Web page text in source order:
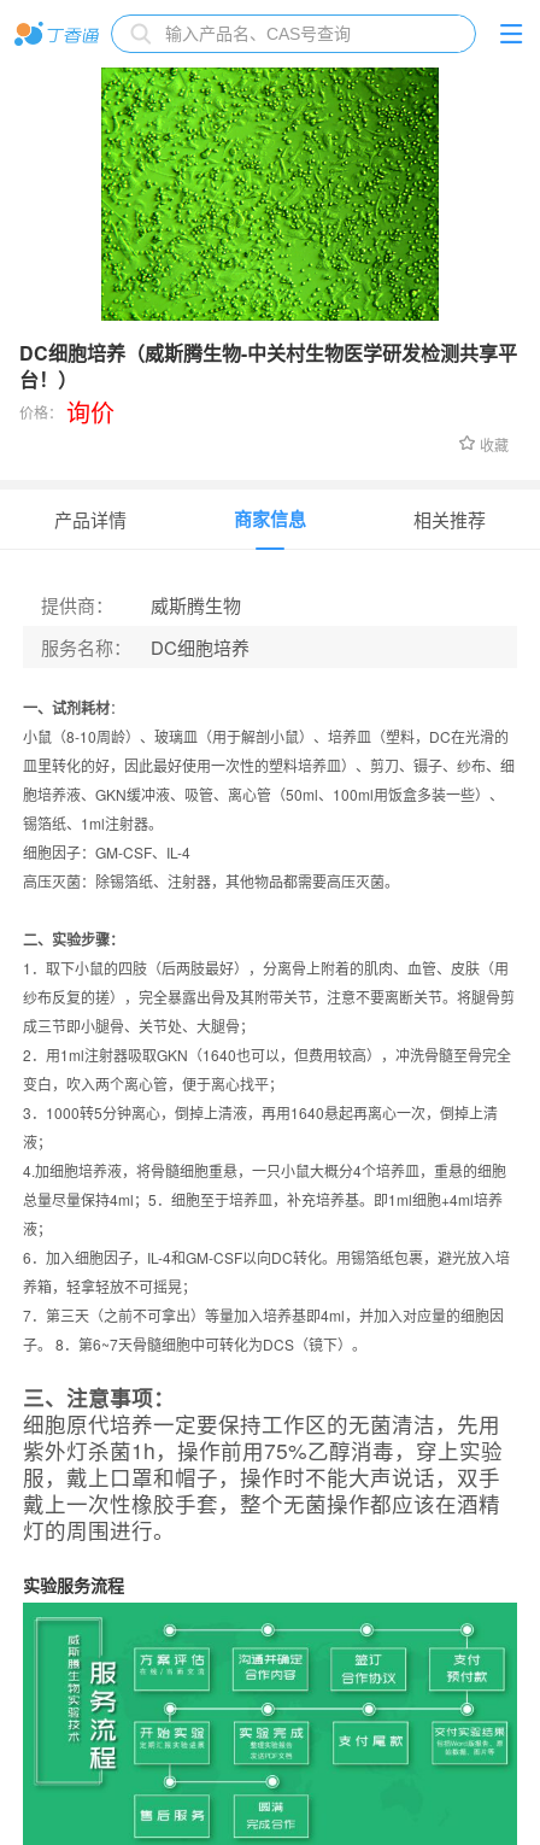
DC细胞培养（威斯腾生物-中关村生物医学研发检测共享平
台！）
价格： 询价
收藏
产品详情 商家信息 相关推荐
提供商：
威斯腾生物
服务名称： DC细胞培养
一、试剂耗材：
小鼠（8-10周龄）、玻璃皿（用于解剖小鼠）、培养皿（塑料，DC在光滑的
皿里转化的好，因此最好使用一次性的塑料培养皿）、剪刀、镊子、纱布、细
胞培养液、GKN缓冲液、吸管、离心管（50ml、100ml用饭盒多装一些）、
锡箔纸、1ml注射器。
细胞因子：GM-CSF、IL-4
高压灭菌：除锡箔纸、注射器，其他物品都需要高压灭菌。
二、实验步骤：
1．取下小鼠的四肢（后两肢最好），分离骨上附着的肌肉、血管、皮肤（用
纱布反复的搓），完全暴露出骨及其附带关节，注意不要离断关节。将腿骨剪
成三节即小腿骨、关节处、大腿骨；
2．用1ml注射器吸取GKN（1640也可以，但费用较高），冲洗骨髓至骨完全
变白，吹入两个离心管，便于离心找平；
3．1000转5分钟离心，倒掉上清液，再用1640悬起再离心一次，倒掉上清
液；
4.加细胞培养液，将骨髓细胞重悬，一只小鼠大概分4个培养皿，重悬的细胞
总量尽量保持4ml；5．细胞至于培养皿，补充培养基。即1ml细胞+4ml培养
液；
6．加入细胞因子，IL-4和GM-CSF以向DC转化。用锡箔纸包裹，避光放入培
养箱，轻拿轻放不可摇晃；
7．第三天（之前不可拿出）等量加入培养基即4ml，并加入对应量的细胞因
子。 8．第6~7天骨髓细胞中可转化为DCS（镜下）。
三、注意事项：
细胞原代培养一定要保持工作区的无菌清洁，先用
紫外灯杀菌1h，操作前用75%乙醇消毒，穿上实验
服，戴上口罩和帽子，操作时不能大声说话，双手
戴上一次性橡胶手套，整个无菌操作都应该在酒精
灯的周围进行。
实验服务流程